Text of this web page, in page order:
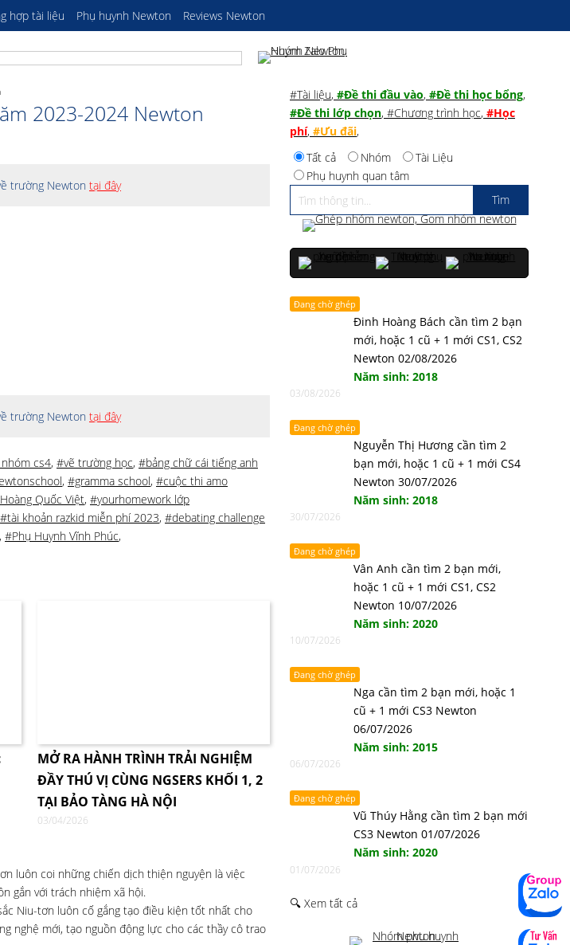
hợp tài liệu Phụ huynh Newton Reviews Newton
2023-2024 Newton
trường Newton tại đây
trường Newton tại đây
cs4, #vẽ trường học, #bảng chữ cái tiếng anh
, #gramma school, #cuộc thi amo
Quốc Việt, #yourhomework lớp
#tài khoản razkid miễn phí 2023, #debating challenge
, #Phụ Huynh Vĩnh Phúc,
MỞ RA HÀNH TRÌNH TRẢI NGHIỆM
ĐẦY THÚ VỊ CÙNG NGSERS KHỐI 1, 2
TẠI BẢO TÀNG HÀ NỘI
03/04/2026
luôn coi những chiến dịch thiện nguyện là việc
gắn với trách nhiệm xã hội.
Niu-tơn luôn cố gắng tạo điều kiện tốt nhất cho
nghệ mới, tạo nguồn động lực cho các thầy cô trao
#Tài liệu, #Đề thi đầu vào, #Đề thi học bổng,
#Đề thi lớp chọn, #Chương trình học, #Học
phí, #Ưu đãi,
Tất cả
Nhóm
Tài Liệu
Phụ huynh quan tâm
Đang chờ ghép
Đinh Hoàng Bách cần tìm 2 bạn
mới, hoặc 1 cũ + 1 mới CS1, CS2
Newton 02/08/2026
Năm sinh: 2018
03/08/2026
Đang chờ ghép
Nguyễn Thị Hương cần tìm 2
bạn mới, hoặc 1 cũ + 1 mới CS4
Newton 30/07/2026
Năm sinh: 2018
30/07/2026
Đang chờ ghép
Vân Anh cần tìm 2 bạn mới,
hoặc 1 cũ + 1 mới CS1, CS2
Newton 10/07/2026
Năm sinh: 2020
10/07/2026
Đang chờ ghép
Nga cần tìm 2 bạn mới, hoặc 1
cũ + 1 mới CS3 Newton
06/07/2026
Năm sinh: 2015
06/07/2026
Đang chờ ghép
Vũ Thúy Hằng cần tìm 2 bạn mới
CS3 Newton 01/07/2026
Năm sinh: 2020
01/07/2026
🔍 Xem tất cả